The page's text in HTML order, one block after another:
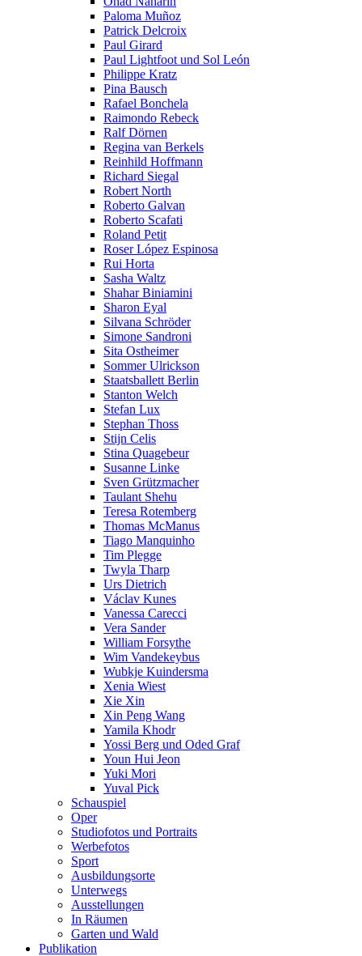
Paloma Muñoz
Patrick Delcroix
Paul Girard
Paul Lightfoot und Sol León
Philippe Kratz
Pina Bausch
Rafael Bonchela
Raimondo Rebeck
Ralf Dörnen
Regina van Berkels
Reinhild Hoffmann
Richard Siegal
Robert North
Roberto Galvan
Roberto Scafati
Roland Petit
Roser López Espinosa
Rui Horta
Sasha Waltz
Shahar Biniamini
Sharon Eyal
Silvana Schröder
Simone Sandroni
Sita Ostheimer
Sommer Ulrickson
Staatsballett Berlin
Stanton Welch
Stefan Lux
Stephan Thoss
Stijn Celis
Stina Quagebeur
Susanne Linke
Sven Grützmacher
Taulant Shehu
Teresa Rotemberg
Thomas McManus
Tiago Manquinho
Tim Plegge
Twyla Tharp
Urs Dietrich
Václav Kunes
Vanessa Carecci
Vera Sander
William Forsythe
Wim Vandekeybus
Wubkje Kuindersma
Xenia Wiest
Xie Xin
Xin Peng Wang
Yamila Khodr
Yossi Berg und Oded Graf
Youn Hui Jeon
Yuki Mori
Yuval Pick
Schauspiel
Oper
Studiofotos und Portraits
Werbefotos
Sport
Ausbildungsorte
Unterwegs
Ausstellungen
In Räumen
Garten und Wald
Publikation